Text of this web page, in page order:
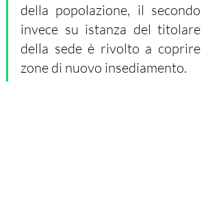
della popolazione, il secondo
invece su istanza del titolare
della sede è rivolto a coprire
zone di nuovo insediamento.